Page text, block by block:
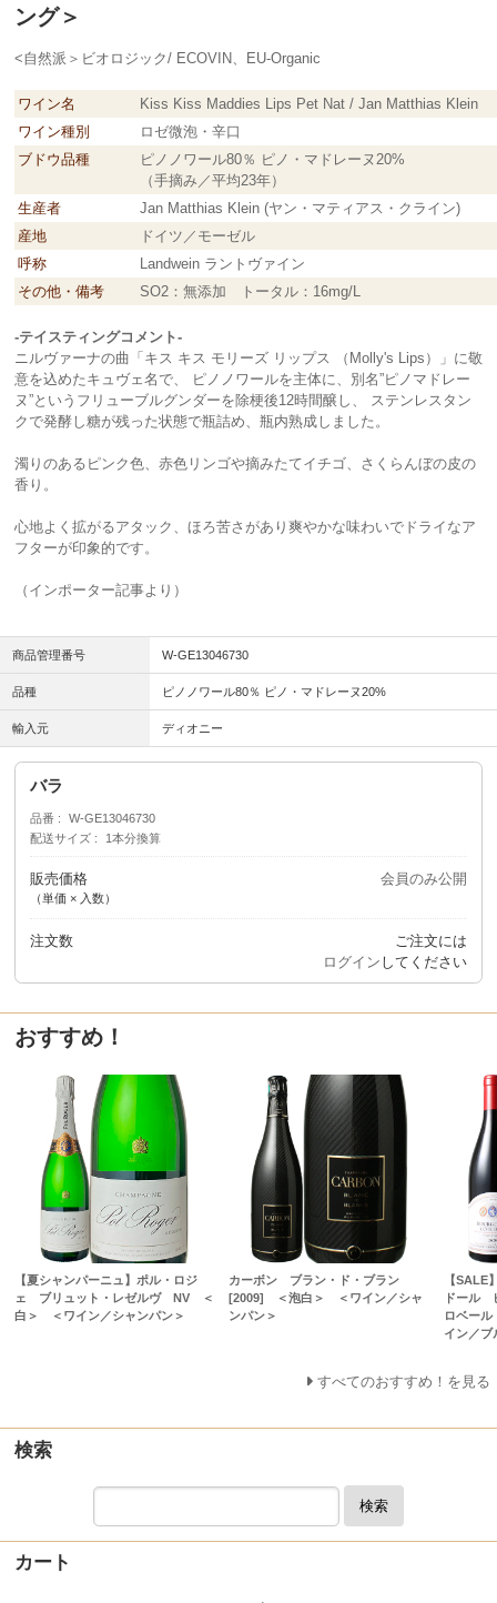
ング＞
<自然派＞ビオロジック/ ECOVIN、EU-Organic
ワイン名
Kiss Kiss Maddies Lips Pet Nat / Jan Matthias Klein
ワイン種別
ロゼ微泡・辛口
ブドウ品種
ピノノワール80％ ピノ・マドレーヌ20%
（手摘み／平均23年）
生産者
Jan Matthias Klein (ヤン・マティアス・クライン)
産地
ドイツ／モーゼル
呼称
Landwein ラントヴァイン
その他・備考
SO2：無添加 トータル：16mg/L
-テイスティングコメント-
ニルヴァーナの曲「キス キス モリーズ リップス （Molly's Lips）」に敬
意を込めたキュヴェ名で、 ピノノワールを主体に、別名”ピノマドレー
ヌ”というフリューブルグンダーを除梗後12時間醸し、 ステンレスタン
クで発酵し糖が残った状態で瓶詰め、瓶内熟成しました。
濁りのあるピンク色、赤色リンゴや摘みたてイチゴ、さくらんぼの皮の
香り。
心地よく拡がるアタック、ほろ苦さがあり爽やかな味わいでドライなア
フターが印象的です。
（インポーター記事より）
商品管理番号 W-GE13046730
品種 ピノノワール80％ ピノ・マドレーヌ20%
輸入元 ディオニー
バラ
品番
W-GE13046730
配送サイズ
1本分換算
販売価格
（単価 × 入数）
会員のみ公開
注文数
ご注文には
ログイン してください
おすすめ！
【夏シャンパーニュ】ポル・ロジ
ェ ブリュット・レゼルヴ NV ＜
白＞ ＜ワイン／シャンパン＞
カーボン ブラン・ド・ブラン
[2009] ＜泡白＞ ＜ワイン／シャ
ンパン＞
【SALE
ドール
ロベー
イン／ブ
すべてのおすすめ！を見る
検索
検索
カート